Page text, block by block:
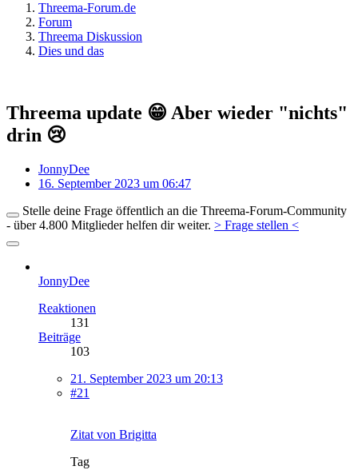
Threema-Forum.de
Forum
Threema Diskussion
Dies und das
Threema update 😁 Aber wieder "nichts"
drin 😢
JonnyDee
16. September 2023 um 06:47
Stelle deine Frage öffentlich an die Threema-Forum-Community
- über 4.800 Mitglieder helfen dir weiter. > Frage stellen <
JonnyDee
Reaktionen
131
Beiträge
103
21. September 2023 um 20:13
#21
Zitat von Brigitta
Tag